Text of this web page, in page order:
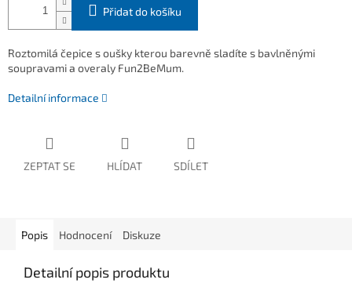
Přidat do košíku
Roztomilá čepice s oušky kterou barevně sladíte s bavlněnými
soupravami a overaly Fun2BeMum.
Detailní informace
ZEPTAT SE HLÍDAT SDÍLET
Popis Hodnocení Diskuze
Detailní popis produktu